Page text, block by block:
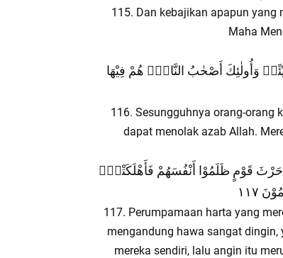
115. Dan kebajikan apapun yang
Maha
شَيْئًاۗ وَأُولٰئِكَ أَصْحٰبُ النَّارِۚ هُمْ فِيْهَا
116. Sesungguhnya orang-orang
dapat menolak azab Allah.
حَرْثَ قَوْمٍ ظَلَمُوْا أَنْفُسَهُمْ فَأَهْلَكَتْهُۗ
١١٧
117. Perumpamaan harta yang
mengandung hawa sangat
mereka sendiri, lalu angin itu